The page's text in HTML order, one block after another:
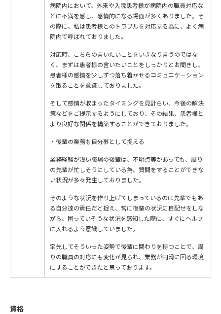
病院内において、外来や入院患者様が病院内の職員対応な
どに不満を感じ、感情的になる場面が多くありました。そ
の際に、私は患者様とのトラブルを対応する為に、よく病
院内で呼ばれておりました。
対応時、こちらの言いたいことをいきなり言うのではな
く、まずは患者様の言いたいことをしっかりとお聞きし、
患者様の感情を少しずつ落ち着かせるコミュニケーション
を取ることを意識しておりました。
そして感情が収まったタイミングを見計らい、今後の解決
策などをご提示するようにしており、その結果、患者様と
より良好な関係を構築することができておりました。
・後輩の業務も自分事として捉える
業務経験が浅い職場の後輩は、不明点等があっても、周り
の先輩が忙しそうにしている為、質問をすることができな
い状況が多々発生しておりました。
そのような状況を作り上げてしまっているのは先輩でもあ
る自分達の責任だと捉え、常に後輩の状況に目配せをしな
がら、困っていそうな状況を感知した際に、すぐにヘルプ
に入れるよう意識していました。
率先してそういった姿勢で後輩に関わりを持つことで、周
りの職員の対応にも変化が見られ、業務が円滑に回る環境
にすることができたと思っております。
資格